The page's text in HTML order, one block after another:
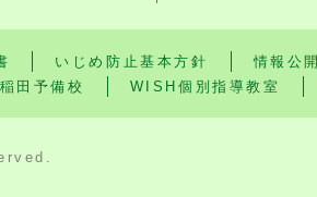
いじめ防止基本方針
情報公開
田予備校
WISH個別指導教室